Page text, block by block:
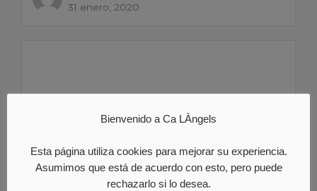
31 enero, 2020
Bienvenido a Ca LÀngels
Esta página utiliza cookies para mejorar su experiencia.
Asumimos que está de acuerdo con esto, pero puede
rechazarlo si lo desea.